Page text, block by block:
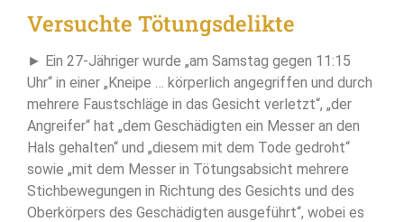
Versuchte Tötungsdelikte
► Ein 27-Jähriger wurde „am Samstag gegen 11:15
Uhr“ in einer „Kneipe … körperlich angegriffen und durch
mehrere Faustschläge in das Gesicht verletzt“, „der
Angreifer“ hat „dem Geschädigten ein Messer an den
Hals gehalten“ und „diesem mit dem Tode gedroht“
sowie „mit dem Messer in Tötungsabsicht mehrere
Stichbewegungen in Richtung des Gesichts und des
Oberkörpers des Geschädigten ausgeführt“, wobei es